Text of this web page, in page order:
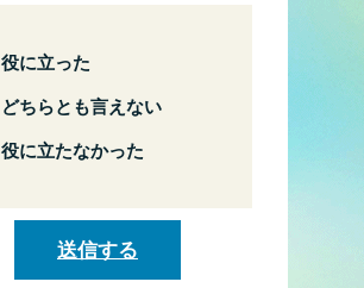
役に立った
どちらとも言えない
役に立たなかった